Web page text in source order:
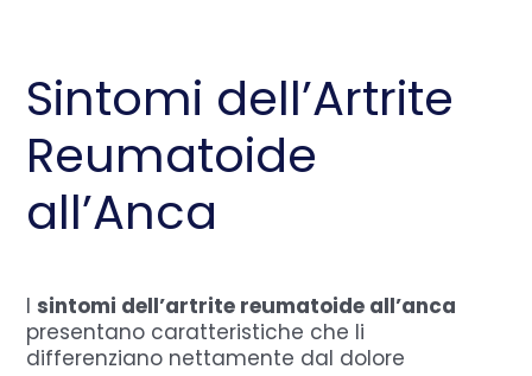
Sintomi dell’Artrite
Reumatoide
all’Anca
Isintomi dell’artrite reumatoide all’anca
presentano caratteristiche che li
differenziano nettamente dal dolore